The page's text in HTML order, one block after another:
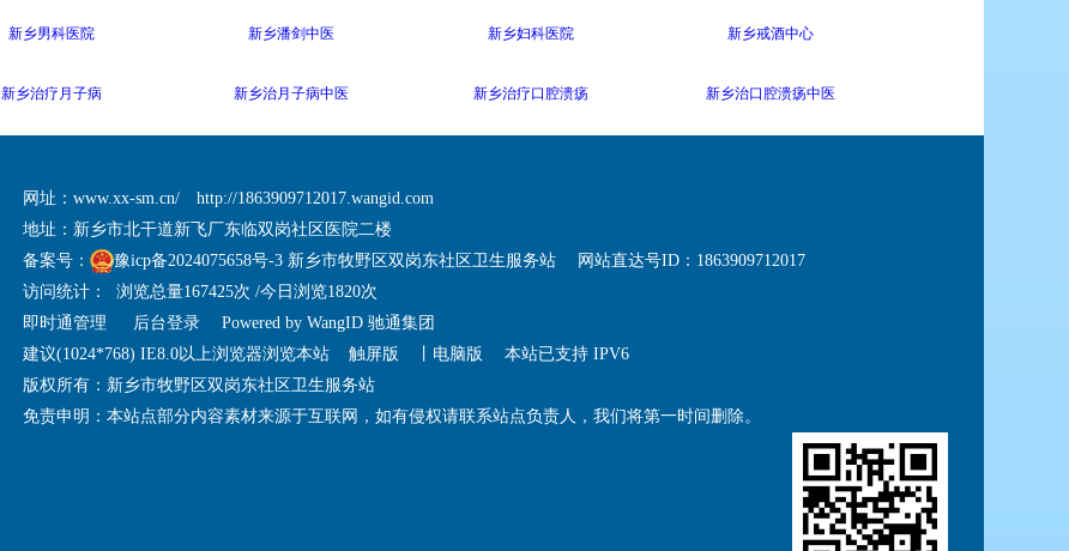
新乡男科医院 新乡潘剑中医 新乡妇科医院 新乡戒酒中心
新乡治疗月子病 新乡治月子病中医 新乡治疗口腔溃疡 新乡治口腔溃疡中医
网址： www.xx-sm.cn/
http://1863909712017.wangid.com
地址：新乡市北干道新飞厂东临双岗社区医院二楼
备案号：
豫icp备2024075658号-3 新乡市牧野区双岗东社区卫生服务站
网站直达号ID：1863909712017
访问统计： 浏览总量167425次 /今日浏览1820次
即时通管理
后台登录 Powered by WangID 驰通集团
建议(1024*768) IE8.0以上浏览器浏览本站 触屏版 电脑版
本站已支持 IPV6
版权所有：新乡市牧野区双岗东社区卫生服务站
免责申明：本站点部分内容素材来源于互联网，如有侵权请联系站点负责人，我们将第一时间删除。